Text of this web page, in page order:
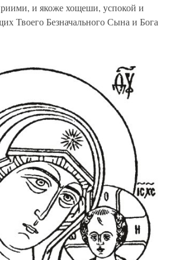
и якоже хощеши, успокой и
Твоего Безначального Сына и Бога